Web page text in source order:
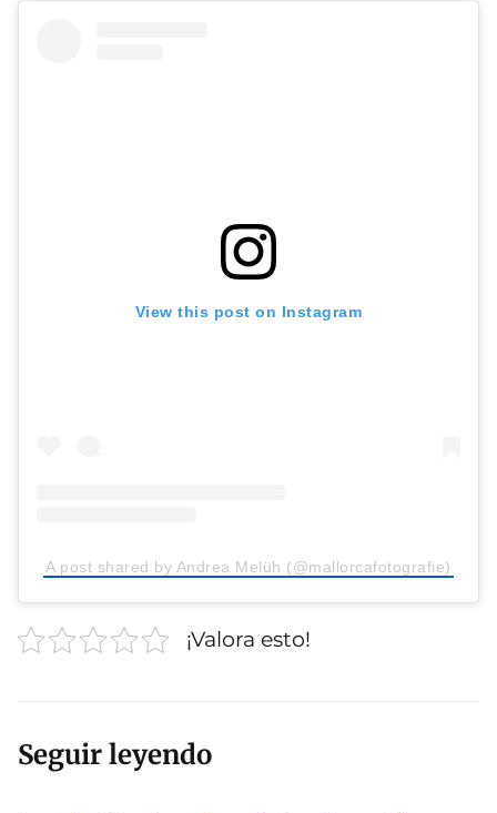
View this post on Instagram
A post shared by Andrea Melüh (@mallorcafotografie)
¡Valora esto!
Seguir leyendo